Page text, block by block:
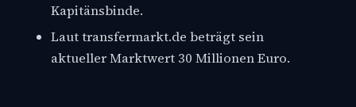
Kapitänsbinde.
Laut transfermarkt.de beträgt sein
aktueller Marktwert 30 Millionen Euro.